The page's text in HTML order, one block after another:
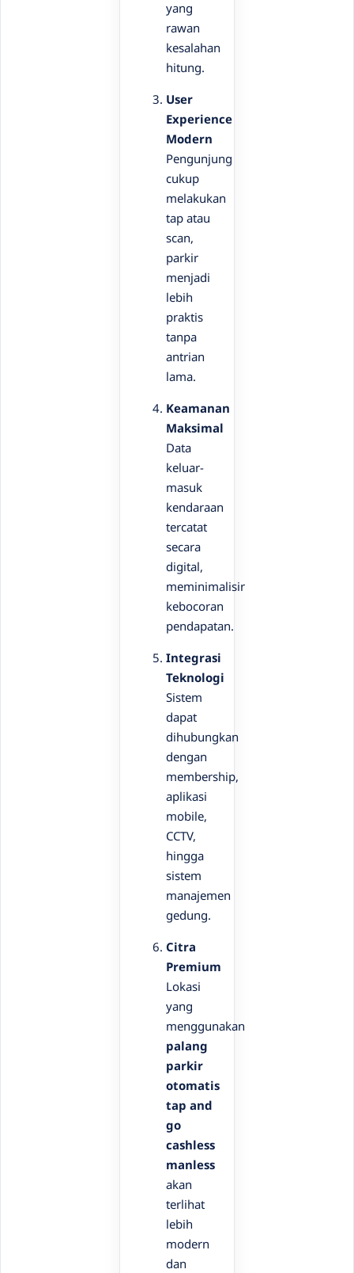
yang
rawan
kesalahan
hitung.
User
Experience
Modern
Pengunjung
cukup
melakukan
tap atau
scan,
parkir
menjadi
lebih
praktis
tanpa
antrian
lama.
Keamanan
Maksimal
Data
keluar-
masuk
kendaraan
tercatat
secara
digital,
meminimalisir
kebocoran
pendapatan.
Integrasi
Teknologi
Sistem
dapat
dihubungkan
dengan
membership,
aplikasi
mobile,
CCTV,
hingga
sistem
manajemen
gedung.
Citra
Premium
Lokasi
yang
menggunakan
palang
parkir
otomatis
tap and
go
cashless
manless
akan
terlihat
lebih
modern
dan